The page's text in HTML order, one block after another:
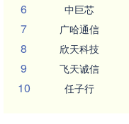
6 中巨芯
7 广哈通信
8 欣天科技
9 飞天诚信
10 任子行